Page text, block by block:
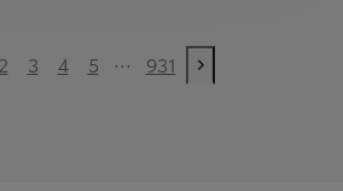
page
2 3 4 5 ... 931
Next page